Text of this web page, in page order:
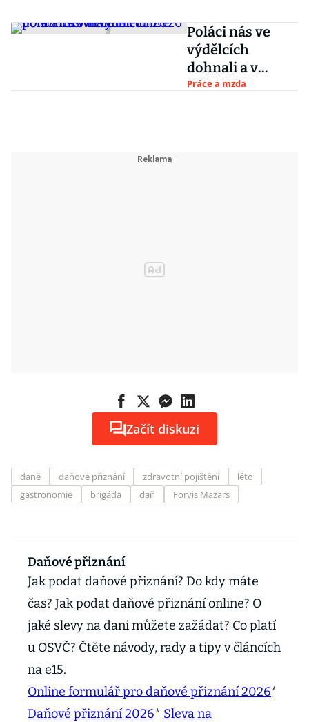
Poláci nás ve
výdělcích
dohnali a v
něčem i drtivě
Práce a mzda
Začít diskuzi
daně daňové přiznání zdravotní pojištění
léto
gastronomie
brigáda daň Forvis Mazars
Daňové přiznání
Jak podat daňové přiznání? Do kdy máte
čas? Jak podat daňové přiznání online? O
jaké slevy na dani můžete zažádat? Co platí
u OSVČ? Čtěte návody, rady a tipy v článcích
na e15.
Online formulář pro daňové přiznání 2026*
Daňové přiznání 2026* Sleva na